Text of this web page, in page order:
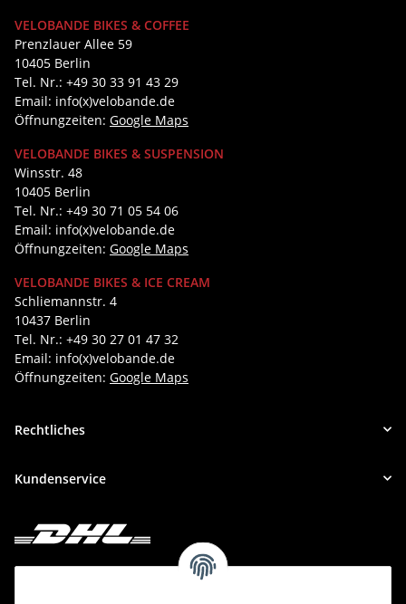
VELOBANDE BIKES & COFFEE
Prenzlauer Allee 59
10405 Berlin
Tel. Nr.: +49 30 33 91 43 29
Email: info(x)velobande.de
Öffnungzeiten: Google Maps
VELOBANDE BIKES & SUSPENSION
Winsstr. 48
10405 Berlin
Tel. Nr.: +49 30 71 05 54 06
Email: info(x)velobande.de
Öffnungzeiten: Google Maps
VELOBANDE BIKES & ICE CREAM
Schliemannstr. 4
10437 Berlin
Tel. Nr.: +49 30 27 01 47 32
Email: info(x)velobande.de
Öffnungzeiten: Google Maps
Rechtliches
Kundenservice
Deine Bestellung versenden wir mit DHL!